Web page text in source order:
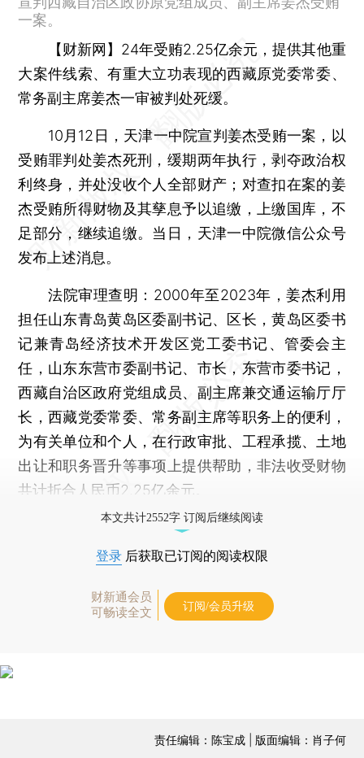
一案。
【财新网】 24年受贿2.25亿余元，提供其他重
大案件线索、有重大立功表现的西藏原党委常委、
常务副主席姜杰一审被判处死缓。
10月12日，天津一中院宣判姜杰受贿一案，以
受贿罪判处姜杰死刑，缓期两年执行，剥夺政治权
利终身，并处没收个人全部财产；对查扣在案的姜
杰受贿所得财物及其孳息予以追缴，上缴国库，不
足部分，继续追缴。当日，天津一中院微信公众号
发布上述消息。
法院审理查明：2000年至2023年，姜杰利用
担任山东青岛黄岛区委副书记、区长，黄岛区委书
记兼青岛经济技术开发区党工委书记、管委会主
任，山东东营市委副书记、市长，东营市委书记，
西藏自治区政府党组成员、副主席兼交通运输厅厅
长，西藏党委常委、常务副主席等职务上的便利，
为有关单位和个人，在行政审批、工程承揽、土地
出让和职务晋升等事项上提供帮助，非法收受财物
共计折合人民币2.25亿余元。
本文共计2552字 订阅后继续阅读
登录 后获取已订阅的阅读权限
财新通会员
可畅读全文
订阅/会员升级
责任编辑：陈宝成 | 版面编辑：肖子何